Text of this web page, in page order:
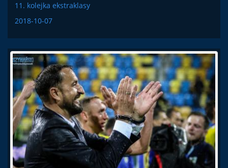
11. kolejka ekstraklasy
2018-10-07